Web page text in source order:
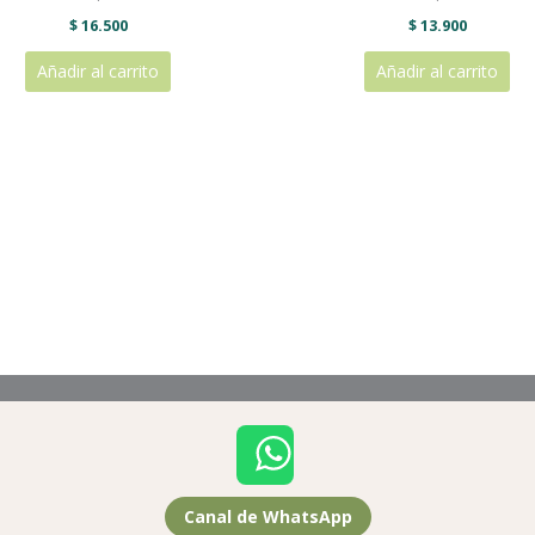
$16.500
Añadir al carrito
$13.900
Añadir al carrito
Canal de WhatsApp